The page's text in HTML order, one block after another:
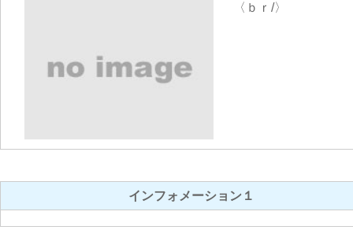
〈ｂｒ/〉
インフォメーション１